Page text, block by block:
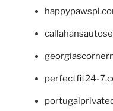
perfectfit24-